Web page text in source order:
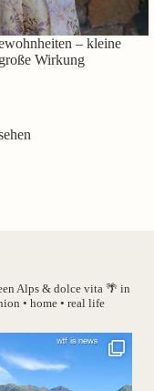
– kleine
Wirkung
Alps & dolce vita🌴 in
• home • real life